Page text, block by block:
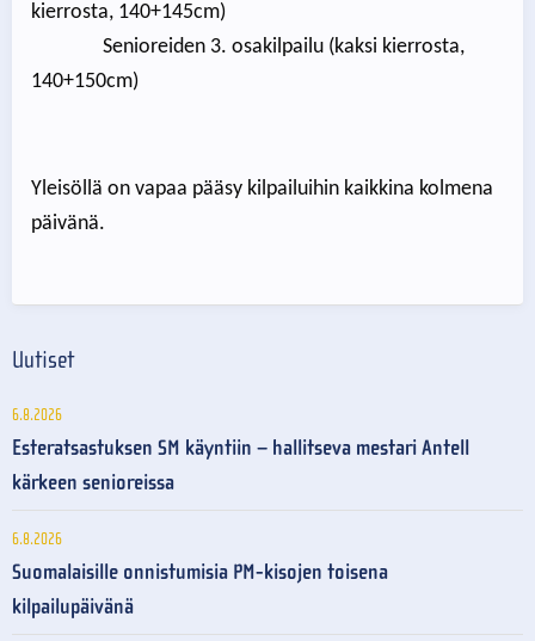
kierrosta, 140+145cm)
Senioreiden 3. osakilpailu (kaksi kierrosta,
140+150cm)
Yleisöllä on vapaa pääsy kilpailuihin kaikkina kolmena
päivänä.
Uutiset
6.8.2026
Esteratsastuksen SM käyntiin – hallitseva mestari Antell
kärkeen senioreissa
6.8.2026
Suomalaisille onnistumisia PM-kisojen toisena
kilpailupäivänä